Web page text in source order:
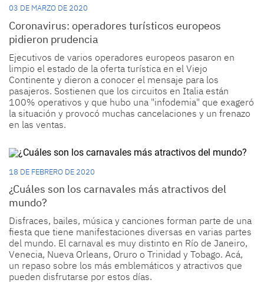
03 DE MARZO DE 2020
Coronavirus: operadores turísticos europeos
pidieron prudencia
Ejecutivos de varios operadores europeos pasaron en
limpio el estado de la oferta turística en el Viejo
Continente y dieron a conocer el mensaje para los
pasajeros. Sostienen que los circuitos en Italia están
100% operativos y que hubo una "infodemia" que exageró
la situación y provocó muchas cancelaciones y un frenazo
en las ventas.
18 DE FEBRERO DE 2020
¿Cuáles son los carnavales más atractivos del
mundo?
Disfraces, bailes, música y canciones forman parte de una
fiesta que tiene manifestaciones diversas en varias partes
del mundo. El carnaval es muy distinto en Río de Janeiro,
Venecia, Nueva Orleans, Oruro o Trinidad y Tobago. Acá,
un repaso sobre los más emblemáticos y atractivos que
pueden disfrutarse por estos días.